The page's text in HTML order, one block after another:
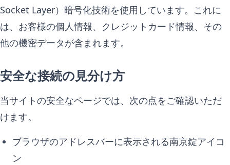
Socket Layer）暗号化技術を使用しています。これに
は、お客様の個人情報、クレジットカード情報、その
他の機密データが含まれます。
安全な接続の見分け方
当サイトの安全なページでは、次の点をご確認いただ
けます。
ブラウザのアドレスバーに表示される南京錠アイコ
ン